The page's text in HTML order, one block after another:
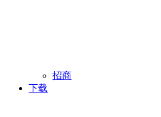
招商
下载